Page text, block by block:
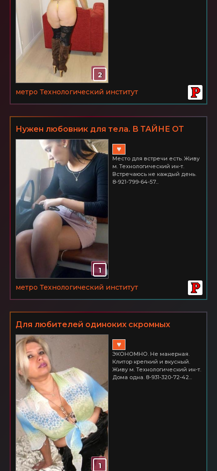
2
метро Технологический институт
Нужен любовник для тела. В ТАЙНЕ ОТ
ТВОЕЙ ЖЕНЫ мы будем ДРУЗЬЯМИ.
1
♥
Место для встречи есть. Живу
м. Технологический ин-т.
Встречаюсь не каждый день.
8-921-799-64-57...
метро Технологический институт
Для любителей одиноких скромных
женщин. ДОМА ОДНА.
1
♥
ЭКОНОМНО. Не манерная.
Клитор крепкий и вкусный.
Живу м. Технологический ин-т.
Дома одна. 8-931-320-72-42...